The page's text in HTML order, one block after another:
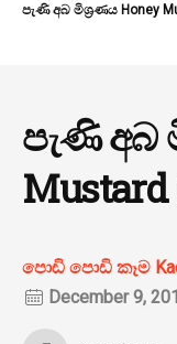
පැණි අබ මිශ්‍රණය Honey
පැණි අබ
Mustard
පොඩි පොඩි කෑම
December 9,